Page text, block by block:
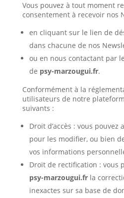
Vous pouvez à tout moment
consentement à recevoir nos
en cliquant sur le lien de
dans chacune de nos
ou en nous contactant par
de psy-marzougui.fr.
Conformément à la
utilisateurs de notre
suivants :
Droit d’accès : vous pouvez
pour les modifier, ou bien
vos informations
Droit de rectification : vous
psy-marzougui.frla
inexactes sur sa base de